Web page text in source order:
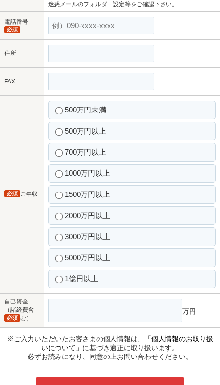
迷惑メールのフォルダ・設定等をご確認下さい。
電話番号
必須
住所
FAX
ご年収
必須
500万円未満
500万円以上
700万円以上
1000万円以上
1500万円以上
2000万円以上
3000万円以上
5000万円以上
1億円以上
自己資金
（諸経費含
む）
必須
万円
※ご入力いただいたお客さまの個人情報は、
「個人情報のお取り扱
いについて」 に基づき適正に取り扱います。
必ずお読みになり、同意の上お問い合わせください。